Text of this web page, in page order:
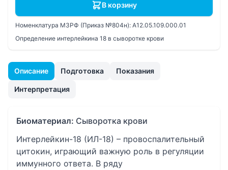
Описание Подготовка Показания
Интерпретация
Биоматериал: Сыворотка крови
Интерлейкин-18 (ИЛ-18) – провоспалительный
цитокин, играющий важную роль в регуляции
иммунного ответа. В ряду
В корзину
Номенклатура МЗРФ (Приказ №804н): A12.05.109.000.01
Определение интерлейкина 18 в сыворотке крови